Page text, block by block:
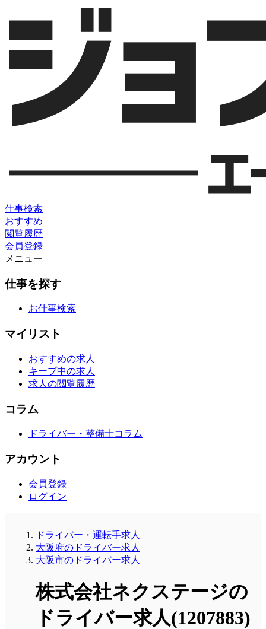
仕事検索
おすすめ
閲覧履歴
会員登録
メニュー
仕事を探す
お仕事検索
マイリスト
おすすめの求人
キープ中の求人
求人の閲覧履歴
コラム
ドライバー・整備士コラム
アカウント
会員登録
ログイン
ドライバー・運転手求人
大阪府のドライバー求人
大阪市のドライバー求人
株式会社ネクステージの
ドライバー求人(1207883)